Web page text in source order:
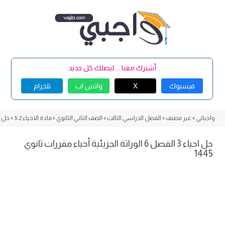
أشترك معنا ... ليصلك كل جديد
فيسبوك X واتس اب تلجرام
واجباتي » غير مصنف » الفصل الدراسي الثالث » الصف الثاني الثانوي »مادة الاحياء 2-3 » حل
حل احياء 3 الفصل 6 الوراثة الجزيئية أحياء مقررات ثانوي
1445